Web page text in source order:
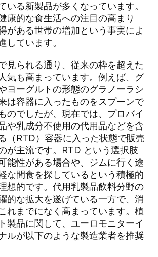
いる新製品が多くなっています。
康的な食生活への注目の高まり
がある世帯の増加という事実によ
しています。
見られる通り、従来の枠を超えた
気も高まっています。例えば、グ
ヨーグルトの形態のグラノーラシ
は容器に入ったものをスプーンで
のでしたが、現在では、プロバイ
や乳成分不使用の代用品などを含
（RTD）容器に入った状態で販売
が主流です。RTD という選択肢
能性がある場合や、ジムに行く途
な間食を探しているという積極的
想的です。代用乳製品飲料分野の
的な拡大を遂げている一方で、消
れまでになく高まっています。植
製品に関して、ユーロモニターイ
ルが以下のような製造業者を推奨